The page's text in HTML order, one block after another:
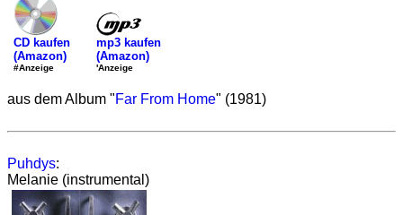
CD kaufen
(Amazon)
#Anzeige
mp3 kaufen
(Amazon)
'Anzeige
aus dem Album "Far From Home" (1981)
Puhdys:
Melanie (instrumental)